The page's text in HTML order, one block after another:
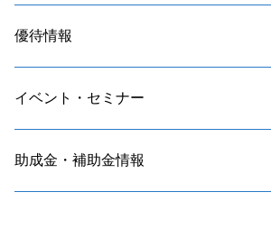
優待情報
イベント・セミナー
助成金・補助金情報